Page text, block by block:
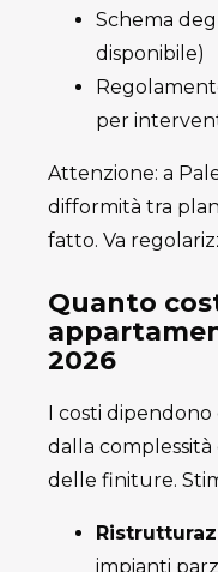
Schema
disponibile)
per
Attenzione: a
difformità tra
fatto. Va
Quanto
2026
I costi
dalla
delle finiture.
impianti